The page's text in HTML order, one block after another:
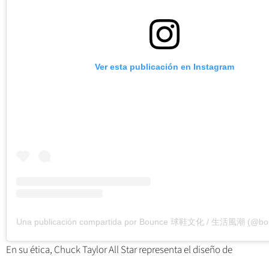
Ver esta publicación en Instagram
En su ética, Chuck Taylor All Star representa el diseño de